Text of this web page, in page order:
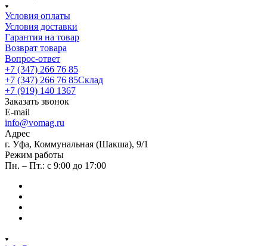
Условия оплаты
Условия доставки
Гарантия на товар
Возврат товара
Вопрос-ответ
+7 (347) 266 76 85
+7 (347) 266 76 85Склад
+7 (919) 140 1367
Заказать звонок
E-mail
info@vomag.ru
Адрес
г. Уфа, Коммунальная (Шакша), 9/1
Режим работы
Пн. – Пт.: с 9:00 до 17:00